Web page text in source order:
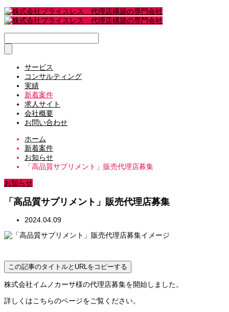
サービス
コンサルティング
実績
新着案件
求人サイト
会社概要
お問い合わせ
ホーム
新着案件
お知らせ
「高品質サプリメント」販売代理店募集
お知らせ
「高品質サプリメント」販売代理店募集
2024.04.09
この記事のタイトルとURLをコピーする
株式会社イムノカーサ様の代理店募集を開始しました。
詳しくはこちらのページをご覧ください。